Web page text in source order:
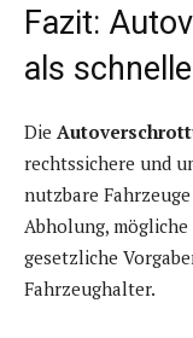
Fazit:
als
Die
rechtssichere und
nutzbare
Abholung,
gesetzliche
Fahrzeughalter.